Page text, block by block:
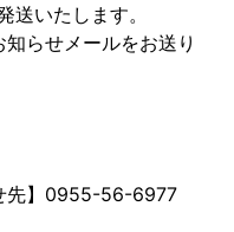
送いたします。
らせメールをお送り
先】0955-56-6977